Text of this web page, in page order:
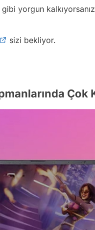
yorgun
sizi bekliyor.
Çok